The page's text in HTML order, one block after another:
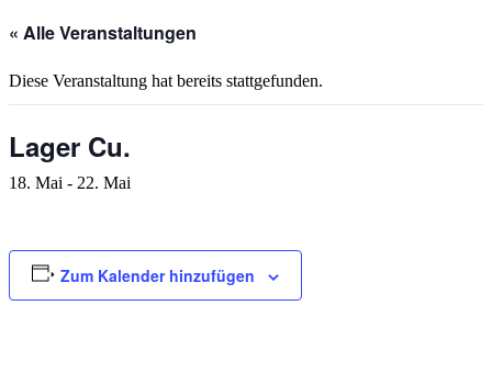
« Alle Veranstaltungen
Diese Veranstaltung hat bereits stattgefunden.
Lager Cu.
18. Mai - 22. Mai
Zum Kalender hinzufügen